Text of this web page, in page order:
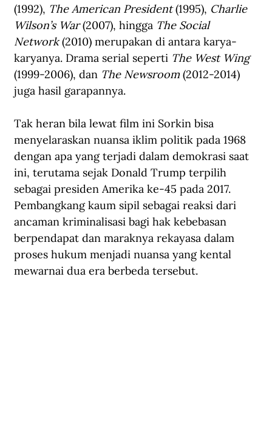
(1992), The American President (1995), Charlie
Wilson’s War (2007), hingga The Social
Network (2010) merupakan di antara karya-
karyanya. Drama serial seperti The West Wing
(1999-2006), dan The Newsroom (2012-2014)
juga hasil garapannya.
Tak heran bila lewat film ini Sorkin bisa
menyelaraskan nuansa iklim politik pada 1968
dengan apa yang terjadi dalam demokrasi saat
ini, terutama sejak Donald Trump terpilih
sebagai presiden Amerika ke-45 pada 2017.
Pembangkang kaum sipil sebagai reaksi dari
ancaman kriminalisasi bagi hak kebebasan
berpendapat dan maraknya rekayasa dalam
proses hukum menjadi nuansa yang kental
mewarnai dua era berbeda tersebut.